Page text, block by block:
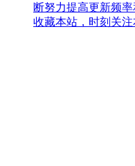
断努力提高更新频
收藏本站，时刻关注